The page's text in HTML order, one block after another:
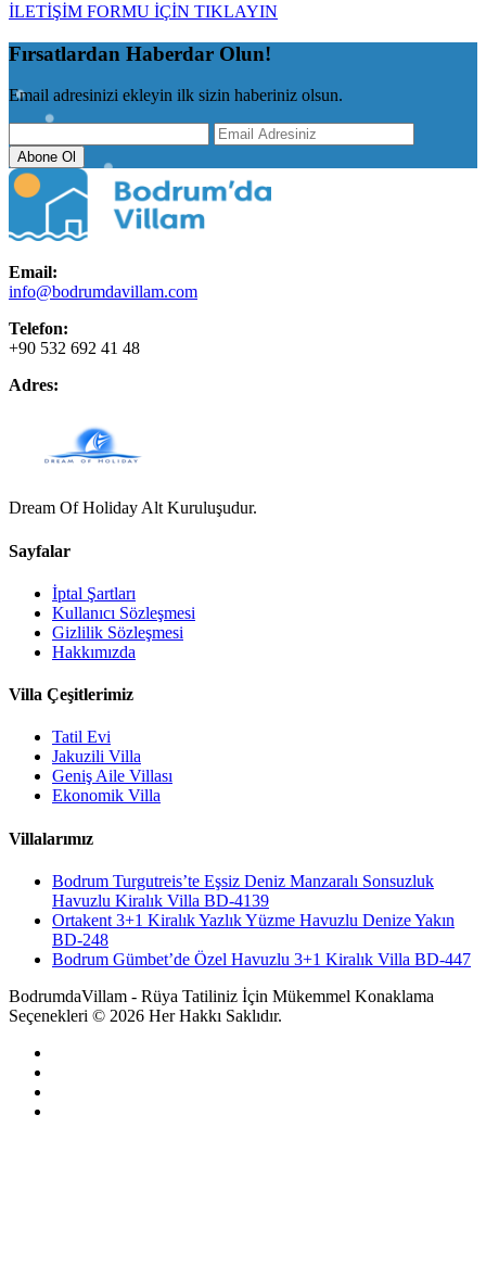
İLETİŞİM FORMU İÇİN TIKLAYIN
Fırsatlardan Haberdar Olun!
Email adresinizi ekleyin ilk sizin haberiniz olsun.
Abone Ol
Email:
info@bodrumdavillam.com
Telefon:
+90 532 692 41 48
Adres:
Dream Of Holiday Alt Kuruluşudur.
Sayfalar
İptal Şartları
Kullanıcı Sözleşmesi
Gizlilik Sözleşmesi
Hakkımızda
Villa Çeşitlerimiz
Tatil Evi
Jakuzili Villa
Geniş Aile Villası
Ekonomik Villa
Villalarımız
Bodrum Turgutreis’te Eşsiz Deniz Manzaralı Sonsuzluk
Havuzlu Kiralık Villa BD-4139
Ortakent 3+1 Kiralık Yazlık Yüzme Havuzlu Denize Yakın
BD-248
Bodrum Gümbet’de Özel Havuzlu 3+1 Kiralık Villa BD-447
BodrumdaVillam - Rüya Tatiliniz İçin Mükemmel Konaklama
Seçenekleri © 2026 Her Hakkı Saklıdır.